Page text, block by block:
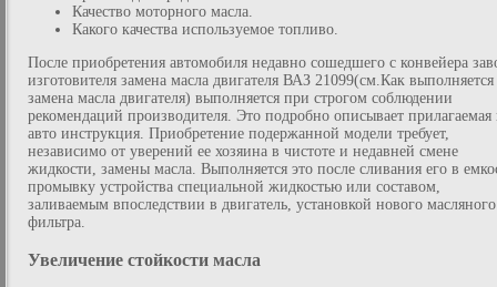
Качество моторного масла.
Какого качества используемое топливо.
После приобретения автомобиля недавно сошедшего с конвейера
изготовителя замена масла двигателя ВАЗ 21099(см.Как выполняется
замена масла двигателя) выполняется при строгом соблюдении
рекомендаций производителя. Это подробно описывает прилагаемая
авто инструкция. Приобретение подержанной модели требует,
независимо от уверений ее хозяина в чистоте и недавней смене
жидкости, замены масла. Выполняется это после сливания его в
промывку устройства специальной жидкостью или составом,
заливаемым впоследствии в двигатель, установкой нового масляного
фильтра.
Увеличение стойкости масла